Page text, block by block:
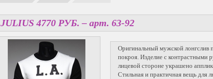
JULIUS4770 PУБ. – арт. 63-92
Оригинальный мужской лонгслив
покроя. Изделие с контрастными
лицевой стороне украшено
Стильная и практичная вещь для